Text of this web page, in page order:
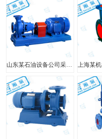
山东某石油设备公司采购FIS型单级单吸离心泵